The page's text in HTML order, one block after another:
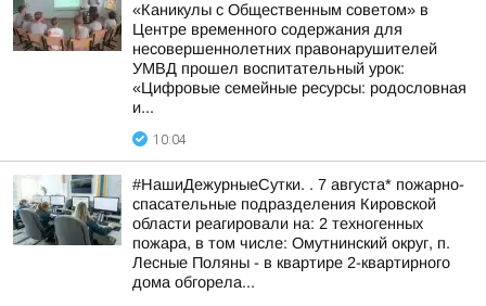
«Каникулы с Общественным советом» в
Центре временного содержания для
несовершеннолетних правонарушителей
УМВД прошел воспитательный урок:
«Цифровые семейные ресурсы: родословная
и...
10:04
#НашиДежурныеСутки. . 7 августа* пожарно-
спасательные подразделения Кировской
области реагировали на: 2 техногенных
пожара, в том числе: Омутнинский округ, п.
Лесные Поляны - в квартире 2-квартирного
дома обгорела...